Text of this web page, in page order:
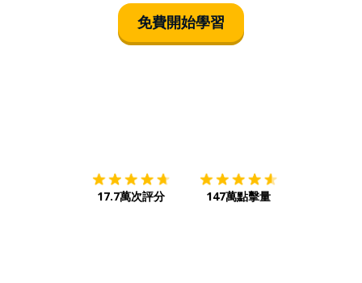
免費開始學習
17.7萬次評分 147萬點擊量